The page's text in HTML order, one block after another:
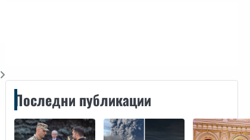
Последни публикации